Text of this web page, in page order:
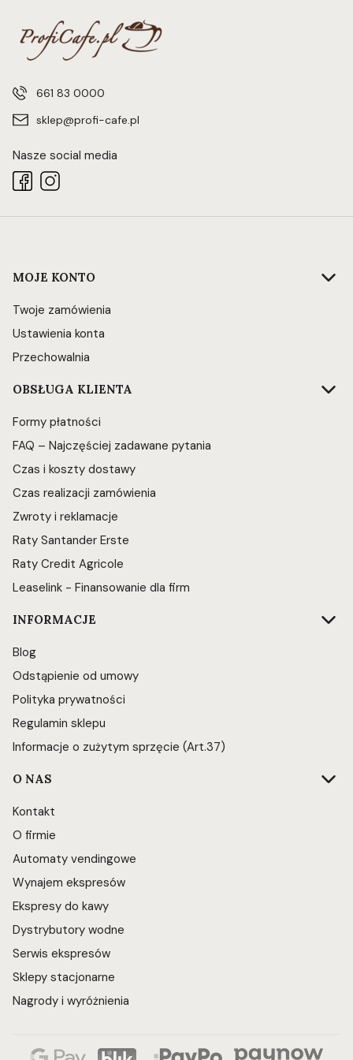
661 83 0000
sklep@profi-cafe.pl
Nasze social media
Linki w stopce
MOJE KONTO
Twoje zamówienia
Ustawienia konta
Przechowalnia
OBSŁUGA KLIENTA
Formy płatności
FAQ – Najczęściej zadawane pytania
Czas i koszty dostawy
Czas realizacji zamówienia
Zwroty i reklamacje
Raty Santander Erste
Raty Credit Agricole
Leaselink - Finansowanie dla firm
INFORMACJE
Blog
Odstąpienie od umowy
Polityka prywatności
Regulamin sklepu
Informacje o zużytym sprzęcie (Art.37)
O NAS
Kontakt
O firmie
Automaty vendingowe
Wynajem ekspresów
Ekspresy do kawy
Dystrybutory wodne
Serwis ekspresów
Sklepy stacjonarne
Nagrody i wyróżnienia